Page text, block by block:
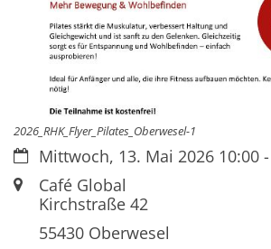
2026_RHK_Flyer_Pilates_Oberwesel-1
Datum:Mittwoch, 13. Mai 2026 10:00
Ort:Café Global
Kirchstraße 42
55430 Oberwesel